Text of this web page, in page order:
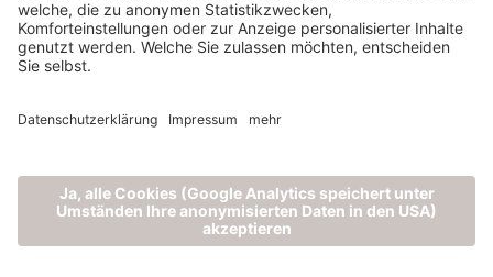
NÜTZLICHES
Residence Mirabell GmbH